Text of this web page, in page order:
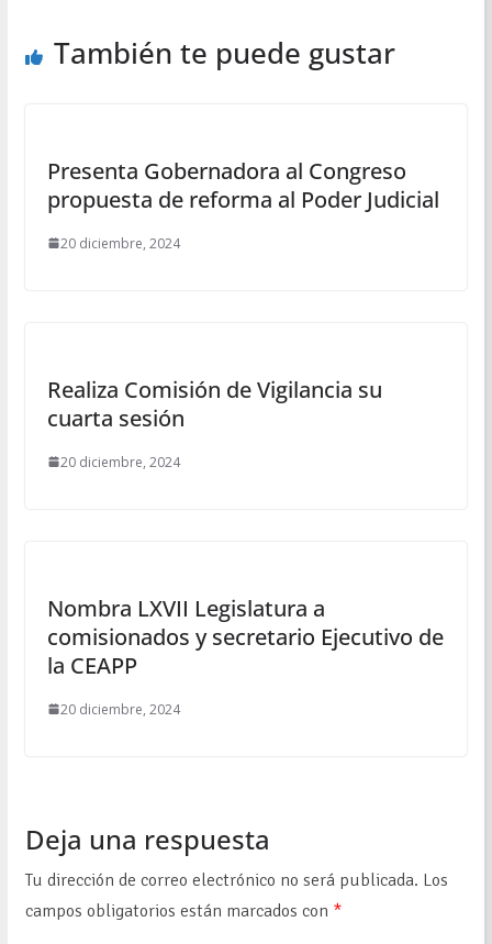
También te puede gustar
Presenta Gobernadora al Congreso
propuesta de reforma al Poder Judicial
20 diciembre, 2024
Realiza Comisión de Vigilancia su
cuarta sesión
20 diciembre, 2024
Nombra LXVII Legislatura a
comisionados y secretario Ejecutivo de
la CEAPP
20 diciembre, 2024
Deja una respuesta
Tu dirección de correo electrónico no será publicada. Los
campos obligatorios están marcados con *